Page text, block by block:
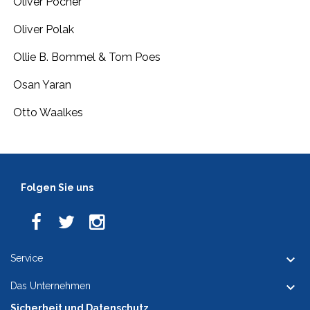
Oliver Polak
Ollie B. Bommel & Tom Poes
Osan Yaran
Otto Waalkes
Folgen Sie uns
Service 
Das Unternehmen 
Sicherheit und Datenschutz